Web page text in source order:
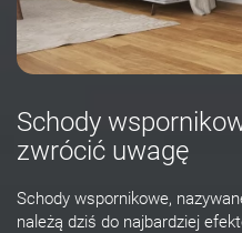
Schody
zwrócić uwagę
Schody wspornikowe,
należą dziś do najbardziej